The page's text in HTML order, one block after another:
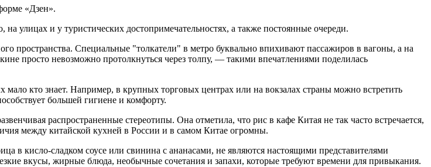
«Дзен».
улицах и у туристических достопримечательностях, а также постоянные очереди.
пространства. Специальные "толкатели" в метро буквально впихивают пассажиров в вагоны, а на
просто невозможно протолкнуться через толпу, — такими впечатлениями поделилась
кто знает. Например, в крупных торговых центрах или на вокзалах страны можно встретить
большей гигиене и комфорту.
распространенные стереотипы. Она отметила, что рис в кафе Китая не так часто встречается,
между китайской кухней в России и в самом Китае огромны.
в кисло-сладком соусе или свинина с ананасами, не являются настоящими представителями
вкусы, жирные блюда, необычные сочетания и запахи, которые требуют времени для привыкания.